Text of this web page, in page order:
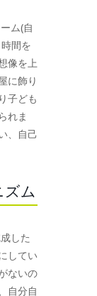
ム(自
間を
像を上
に飾り
子ども
れま
、自己
ズム
した
してい
ないの
自分自